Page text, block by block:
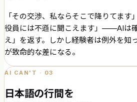
「その交渉、私ならそこで降りてます
役員には不遜に聞こえます」——AIは
え」を返す。しかし経験者は例外を知
が致命的な差になる。
AI CAN'T · 03
日本語の行間を